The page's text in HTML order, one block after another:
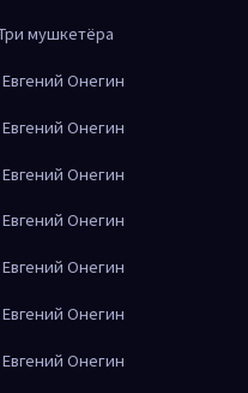
мушкетёра
Онегин
Онегин
Онегин
Онегин
Онегин
Онегин
Онегин